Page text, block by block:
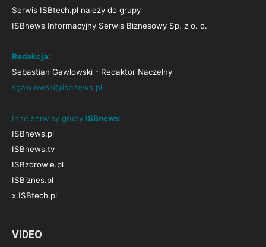
Serwis ISBtech.pl należy do grupy
ISBnews Informacyjny Serwis Biznesowy Sp. z o. o.
Redakcja:
Sebastian Gawłowski - Redaktor Naczelny
sgawlowski@isbnews.pl
Inne serwisy grupy ISBnews:
ISBnews.pl
ISBnews.tv
ISBzdrowie.pl
ISBiznes.pl
x.ISBtech.pl
VIDEO